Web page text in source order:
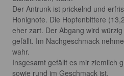
Der Antrunk ist prickelnd und
Honignote. Die Hopfenbittere
eher zart. Der Abgang wird
gefällt. Im Nachgeschmack
wahr.
Insgesamt gefällt es mir ziemlich
sowie rund im Geschmack ist.